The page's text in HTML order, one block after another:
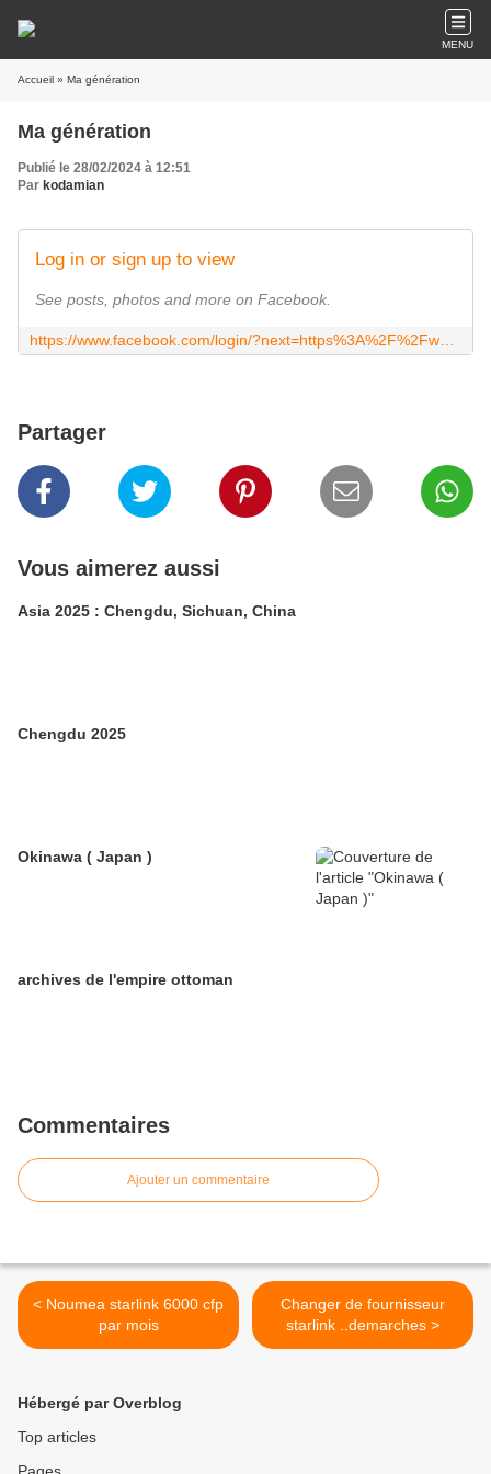
MENU
Accueil » Ma génération
Ma génération
Publié le 28/02/2024 à 12:51
Par kodamian
Log in or sign up to view
See posts, photos and more on Facebook.
Partager
Vous aimerez aussi
Asia 2025 : Chengdu, Sichuan, China
Chengdu 2025
Okinawa ( Japan )
archives de l'empire ottoman
Commentaires
Ajouter un commentaire
< Noumea starlink 6000 cfp
par mois
Changer de fournisseur
starlink ..demarches >
Hébergé par Overblog
Top articles